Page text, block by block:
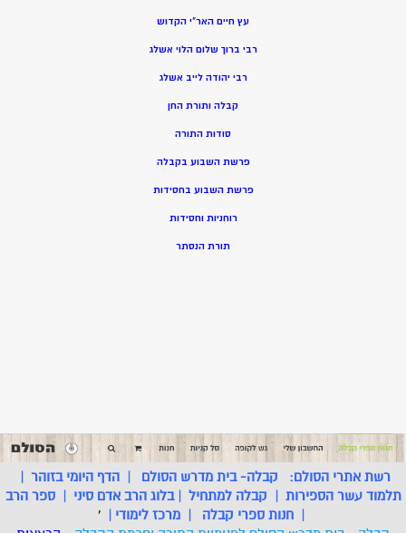
עץ חיים האר”י הקדוש
רבי ברוך שלום הלוי אשלג
רבי יהודה לייב אשלג
קבלה ותורת החן
סודות התורה
פרשת השבוע בקבלה
פרשת השבוע בחסידות
רוחניות וחסידות
תורת הנסתר
רשת אתרי הסולם: קבלה- בית מדרש הסולם |הדף היומי בזוהר
תלמוד עשר הספירות
קבלה למתחיל |בלוג הרב אדם סיני |ספר הרב
חנות ספרי קבלה מרכז לימודי
'